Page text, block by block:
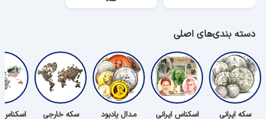
دسته بندی‌های اصلی
سکه ایرانی اسکناس ایرانی مدال یادبود سکه خارجی